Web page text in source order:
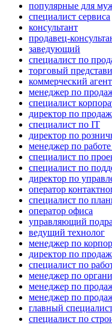
популярные для
специалист сервиса
консультант
продавец-
заведующий
специалист по
торговый
коммерческий агент
менеджер по
специалист
директор по
специалист по IT
директор по
менеджер по работе
специалист по
специалист по
директор по
оператор
специалист по
оператор офиса
управляющий
ведущий технолог
менеджер по
директор по
специалист по
менеджер по
менеджер по
менеджер по
главный
специалист по